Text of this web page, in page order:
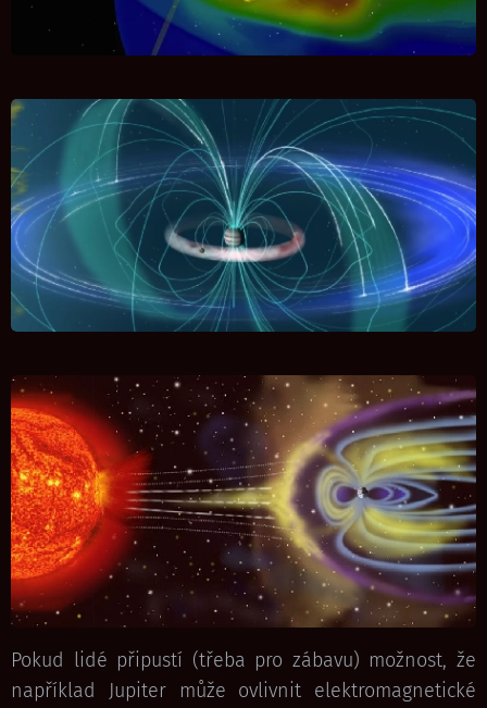
Pokud lidé připustí (třeba pro zábavu) možnost, že
například Jupiter může ovlivnit elektromagnetické